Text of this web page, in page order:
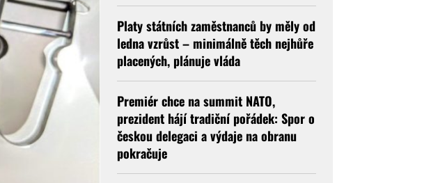
Platy státních zaměstnanců by měly od
ledna vzrůst – minimálně těch nejhůře
placených, plánuje vláda
Premiér chce na summit NATO,
prezident hájí tradiční pořádek: Spor o
českou delegaci a výdaje na obranu
pokračuje